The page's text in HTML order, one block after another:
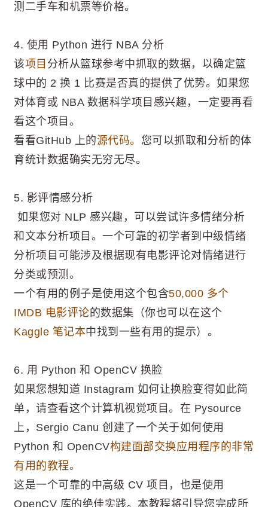
测二手车和机票等价格。
4. 使用 Python 进行 NBA 分析
该项目 分析从篮球参考中抓取的数据，以确定篮
球中的 2 换 1 比赛是否真的提供了优势。如果您
对体育或 NBA 数据科学项目感兴趣，一定要再看
看这个项目。
看看GitHub 上的源代码。 您可以抓取和分析的体
育统计数据确实无穷无尽。
5. 影评情感分析
如果您对 NLP 感兴趣，可以尝试许多情绪分析
和文本分析项目。一个可靠的初学者到中级情绪
分析项目可能涉及根据现有电影评论对情绪进行
分类或预测。
一个有用的例子是使用这个包含50,000 多个
IMDB 电影评论的数据集（你也可以在这个
Kaggle 笔记本中找到一些有用的提示）。
6. 用 Python 和 OpenCV 换脸
如果您想知道 Instagram 如何让换脸变得如此简
单，请查看这个计算机视觉项目。在 Pysource
上，Sergio Canu 创建了一个关于如何使用
Python 和 OpenCV构建面部交换应用程序的非常
有用的教程。
这是一个可靠的中高级 CV 项目，也是使用
OpenCV 库的绝佳实践。本教程将引导您完成所